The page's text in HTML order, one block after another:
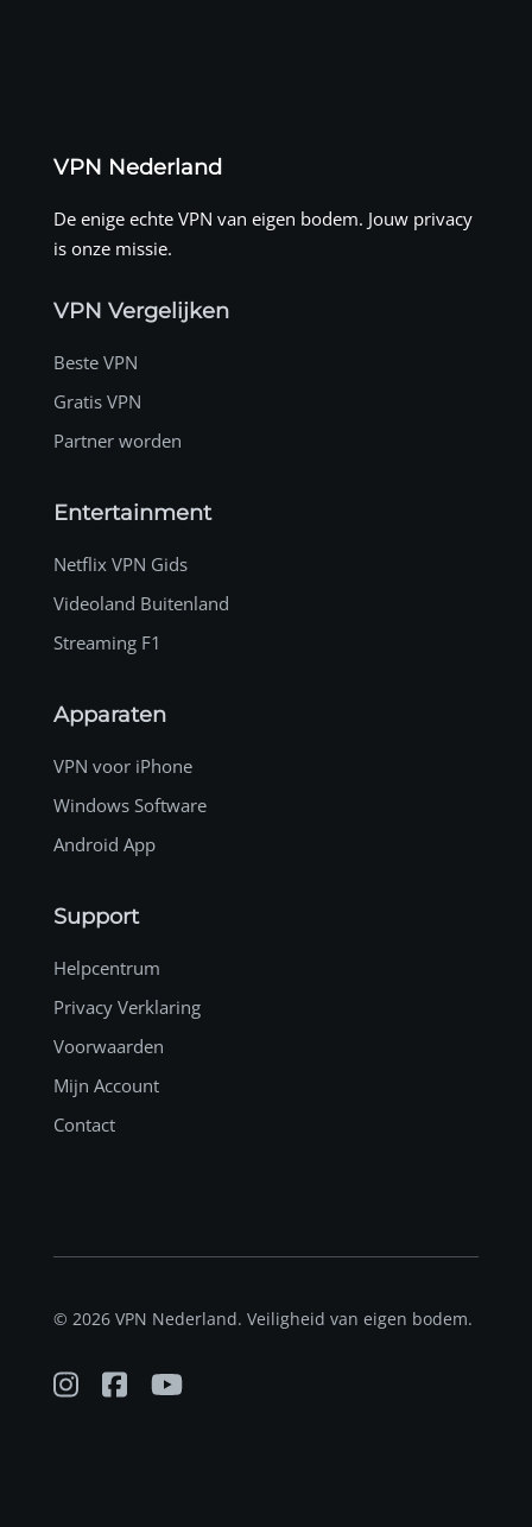
VPN Nederland
De enige echte VPN van eigen bodem. Jouw privacy
is onze missie.
VPN Vergelijken
Beste VPN
Gratis VPN
Partner worden
Entertainment
Netflix VPN Gids
Videoland Buitenland
Streaming F1
Apparaten
VPN voor iPhone
Windows Software
Android App
Support
Helpcentrum
Privacy Verklaring
Voorwaarden
Mijn Account
Contact
© 2026 VPN Nederland. Veiligheid van eigen bodem.